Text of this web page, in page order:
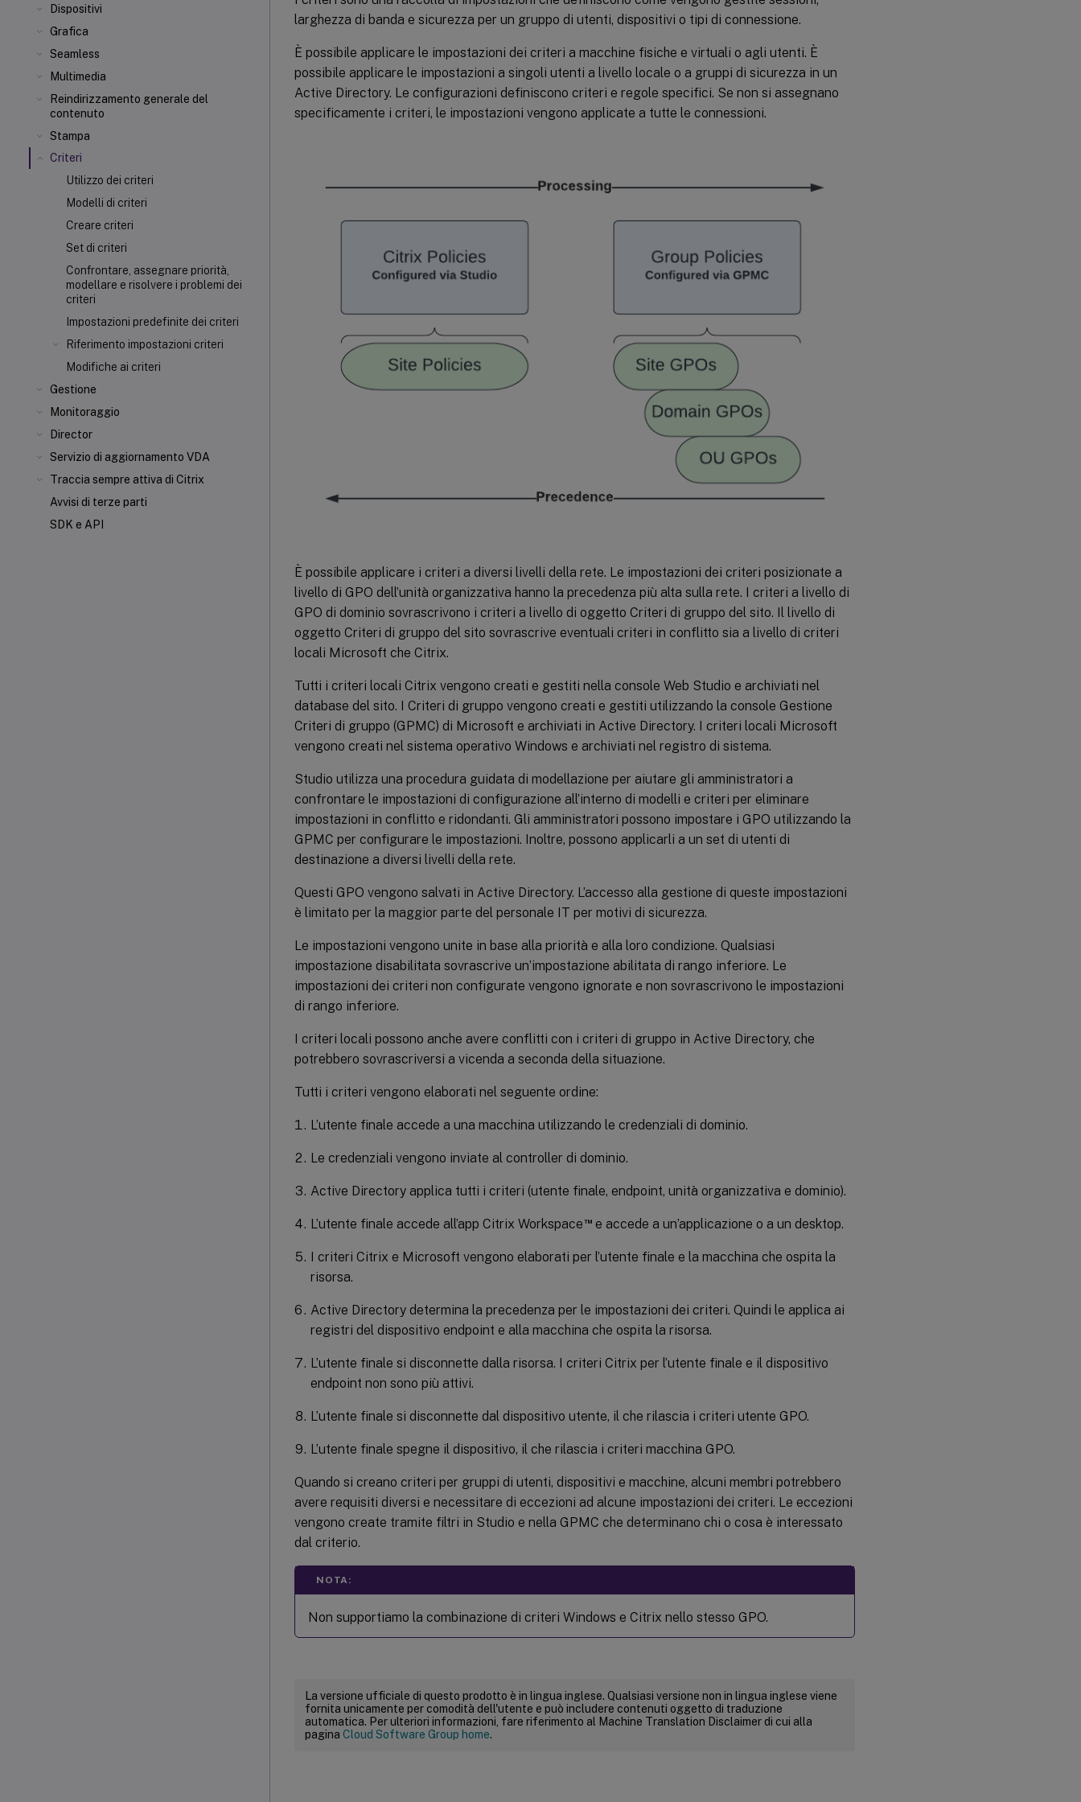
Dispositivi
Grafica
Seamless
Multimedia
Reindirizzamento generale del
contenuto
Stampa
Criteri
Utilizzo dei criteri
Modelli di criteri
Creare criteri
Set di criteri
Confrontare, assegnare priorità,
modellare e risolvere i problemi dei
criteri
Impostazioni predefinite dei criteri
Riferimento impostazioni criteri
Modifiche ai criteri
Gestione
Monitoraggio
Director
Servizio di aggiornamento VDA
Traccia sempre attiva di Citrix
Avvisi di terze parti
SDK e API
larghezza di banda e sicurezza per un gruppo di utenti, dispositivi o tipi di connessione.
È possibile applicare le impostazioni dei criteri a macchine fisiche e virtuali o agli utenti. È
possibile applicare le impostazioni a singoli utenti a livello locale o a gruppi di sicurezza in un
Active Directory. Le configurazioni definiscono criteri e regole specifici. Se non si assegnano
specificamente i criteri, le impostazioni vengono applicate a tutte le connessioni.
È possibile applicare i criteri a diversi livelli della rete. Le impostazioni dei criteri posizionate a
livello di GPO dell’unità organizzativa hanno la precedenza più alta sulla rete. I criteri a livello di
GPO di dominio sovrascrivono i criteri a livello di oggetto Criteri di gruppo del sito. Il livello di
oggetto Criteri di gruppo del sito sovrascrive eventuali criteri in conflitto sia a livello di criteri
locali Microsoft che Citrix.
Tutti i criteri locali Citrix vengono creati e gestiti nella console Web Studio e archiviati nel
database del sito. I Criteri di gruppo vengono creati e gestiti utilizzando la console Gestione
Criteri di gruppo (GPMC) di Microsoft e archiviati in Active Directory. I criteri locali Microsoft
vengono creati nel sistema operativo Windows e archiviati nel registro di sistema.
Studio utilizza una procedura guidata di modellazione per aiutare gli amministratori a
confrontare le impostazioni di configurazione all’interno di modelli e criteri per eliminare
impostazioni in conflitto e ridondanti. Gli amministratori possono impostare i GPO utilizzando la
GPMC per configurare le impostazioni. Inoltre, possono applicarli a un set di utenti di
destinazione a diversi livelli della rete.
Questi GPO vengono salvati in Active Directory. L’accesso alla gestione di queste impostazioni
è limitato per la maggior parte del personale IT per motivi di sicurezza.
Le impostazioni vengono unite in base alla priorità e alla loro condizione. Qualsiasi
impostazione disabilitata sovrascrive un’impostazione abilitata di rango inferiore. Le
impostazioni dei criteri non configurate vengono ignorate e non sovrascrivono le impostazioni
di rango inferiore.
I criteri locali possono anche avere conflitti con i criteri di gruppo in Active Directory, che
potrebbero sovrascriversi a vicenda a seconda della situazione.
Tutti i criteri vengono elaborati nel seguente ordine:
L’utente finale accede a una macchina utilizzando le credenziali di dominio.
Le credenziali vengono inviate al controller di dominio.
Active Directory applica tutti i criteri (utente finale, endpoint, unità organizzativa e dominio).
L’utente finale accede all’app Citrix Workspace™e accede a un’applicazione o a un desktop.
I criteri Citrix e Microsoft vengono elaborati per l’utente finale e la macchina che ospita la
risorsa.
Active Directory determina la precedenza per le impostazioni dei criteri. Quindi le applica ai
registri del dispositivo endpoint e alla macchina che ospita la risorsa.
L’utente finale si disconnette dalla risorsa. I criteri Citrix per l’utente finale e il dispositivo
endpoint non sono più attivi.
L’utente finale si disconnette dal dispositivo utente, il che rilascia i criteri utente GPO.
L’utente finale spegne il dispositivo, il che rilascia i criteri macchina GPO.
Quando si creano criteri per gruppi di utenti, dispositivi e macchine, alcuni membri potrebbero
avere requisiti diversi e necessitare di eccezioni ad alcune impostazioni dei criteri. Le eccezioni
vengono create tramite filtri in Studio e nella GPMC che determinano chi o cosa è interessato
dal criterio.
NOTA:
Non supportiamo la combinazione di criteri Windows e Citrix nello stesso GPO.
La versione ufficiale di questo prodotto è in lingua inglese. Qualsiasi versione non in lingua inglese viene
fornita unicamente per comodità dell'utente e può includere contenuti oggetto di traduzione
automatica. Per ulteriori informazioni, fare riferimento al Machine Translation Disclaimer di cui alla
pagina Cloud Software Group home.